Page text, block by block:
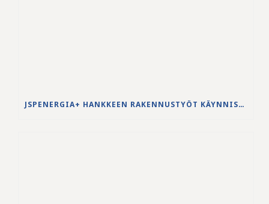
JSPENERGIA+ HANKKEEN RAKENNUSTYÖT KÄYNNISTYVÄT LOUHINTATÖILLÄ